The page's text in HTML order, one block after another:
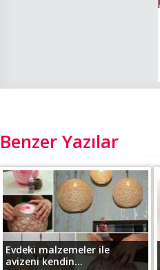
Benzer Yazılar
Evdeki malzemeler ile
avizeni kendin...